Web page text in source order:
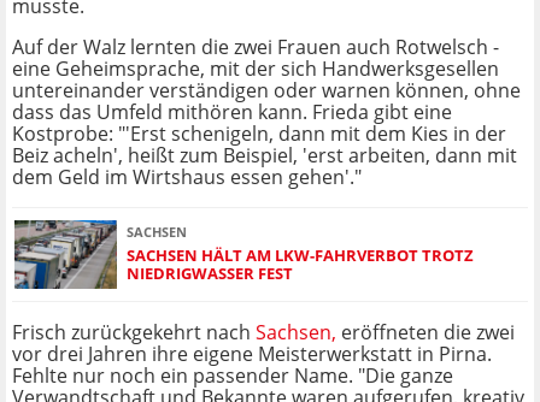
musste.
Auf der Walz lernten die zwei Frauen auch Rotwelsch -
eine Geheimsprache, mit der sich Handwerksgesellen
untereinander verständigen oder warnen können, ohne
dass das Umfeld mithören kann. Frieda gibt eine
Kostprobe: "'Erst schenigeln, dann mit dem Kies in der
Beiz acheln', heißt zum Beispiel, 'erst arbeiten, dann mit
dem Geld im Wirtshaus essen gehen'."
SACHSEN
SACHSEN HÄLT AM LKW-FAHRVERBOT TROTZ
NIEDRIGWASSER FEST
Frisch zurückgekehrt nach Sachsen, eröffneten die zwei
vor drei Jahren ihre eigene Meisterwerkstatt in Pirna.
Fehlte nur noch ein passender Name. "Die ganze